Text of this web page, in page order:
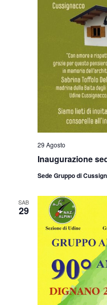
Inaugurazione
29 Agosto
Sede Gruppo di
SAB
29